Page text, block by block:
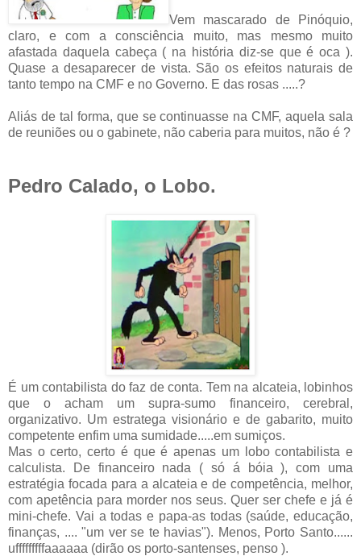
Vem mascarado de Pinóquio,
claro, e com a consciência muito, mas mesmo muito
afastada daquela cabeça ( na história diz-se que é oca ).
Quase a desaparecer de vista. São os efeitos naturais de
tanto tempo na CMF e no Governo. E das rosas .....?
Aliás de tal forma, que se continuasse na CMF, aquela sala
de reuniões ou o gabinete, não caberia para muitos, não é ?
Pedro Calado, o Lobo.
É um contabilista do faz de conta. Tem na alcateia, lobinhos
que o acham um supra-sumo financeiro, cerebral,
organizativo. Um estratega visionário e de gabarito, muito
competente enfim uma sumidade.....em sumiços.
Mas o certo, certo é que é apenas um lobo contabilista e
calculista. De financeiro nada ( só á bóia ), com uma
estratégia focada para a alcateia e de competência, melhor,
com apetência para morder nos seus. Quer ser chefe e já é
mini-chefe. Vai a todas e papa-as todas (saúde, educação,
finanças, .... "um ver se te havias"). Menos, Porto Santo......
ufffffffffaaaaaa (dirão os porto-santenses, penso ).